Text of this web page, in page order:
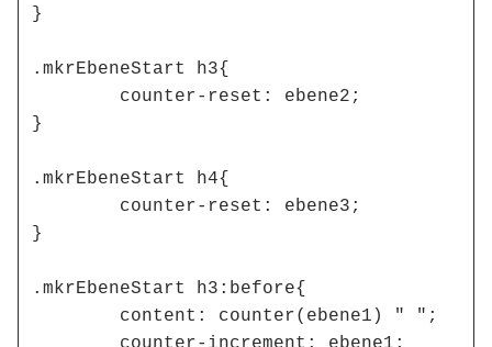
}
.mkrEbeneStart h3{
}
.mkrEbeneStart h4{
}
.mkrEbeneStart h3:before{